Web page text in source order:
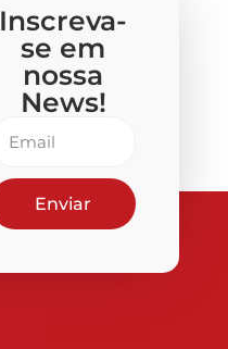
Inscreva-
se em
nossa
News!
Enviar